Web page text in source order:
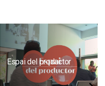
Espai del productor